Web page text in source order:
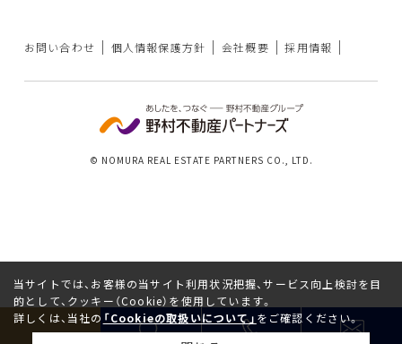
お問い合わせ 個人情報保護方針 会社概要 採用情報
© NOMURA REAL ESTATE PARTNERS CO., LTD.
当サイトでは、お客様の当サイト利用状況把握、サービス向上検討を目
的として、クッキー（Cookie）を使用しています。
詳しくは、当社の 「Cookieの取扱いについて」 をご確認ください。